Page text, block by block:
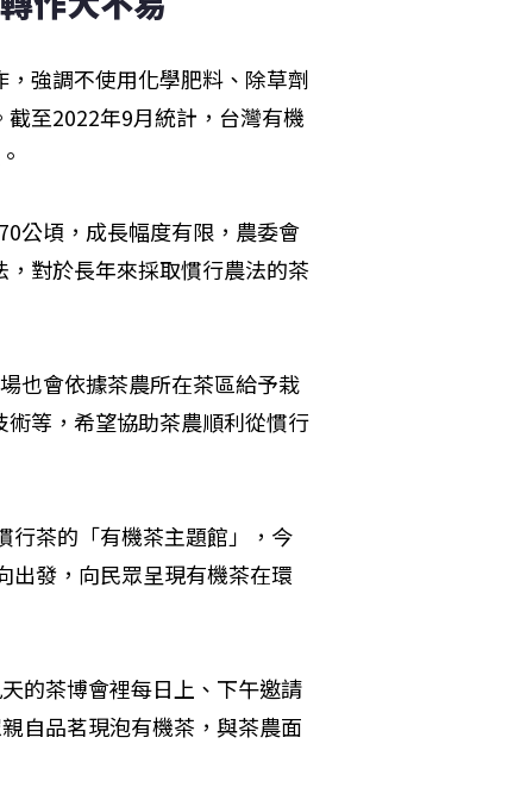
強調不使用化學肥料、除草劑
至2022年9月統計，台灣有機
公頃，成長幅度有限，農委會
對於長年來採取慣行農法的茶
也會依據茶農所在茶區給予栽
等，希望協助茶農順利從慣行
行茶的「有機茶主題館」，今
出發，向民眾呈現有機茶在環
的茶博會裡每日上、下午邀請
自品茗現泡有機茶，與茶農面